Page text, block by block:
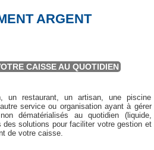
ARGENT
CAISSE AU QUOTIDIEN
un restaurant, un artisan, une piscine
service ou organisation ayant à gérer
dématérialisés au quotidien (liquide,
des solutions pour faciliter votre gestion et
de votre caisse.